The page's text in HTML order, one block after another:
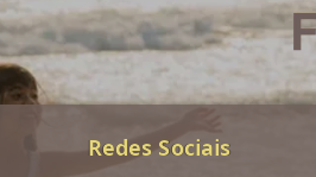
Redes Sociais